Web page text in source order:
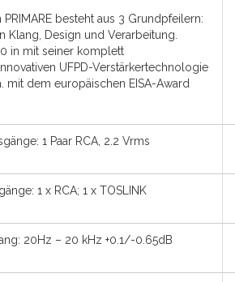
besteht aus 3 Grundpfeilern:
Klang, Design und Verarbeitung.
in mit seiner komplett
UFPD-Verstärkertechnologie
mit dem europäischen EISA-Award
1 Paar RCA, 2.2 Vrms
1 x RCA; 1 x TOSLINK
20Hz – 20 kHz +0.1/-0.65dB